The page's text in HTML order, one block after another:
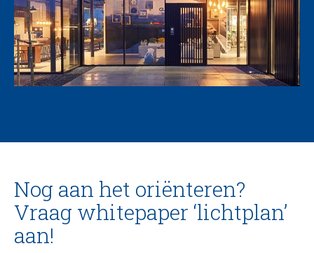
Nog aan het oriënteren?
Vraag whitepaper ‘lichtplan’
aan!